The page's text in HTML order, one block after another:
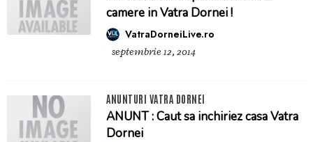
camere in Vatra Dornei !
VatraDorneiLive.ro
septembrie 12, 2014
ANUNTURI VATRA DORNEI
ANUNT : Caut sa inchiriez casa Vatra
Dornei